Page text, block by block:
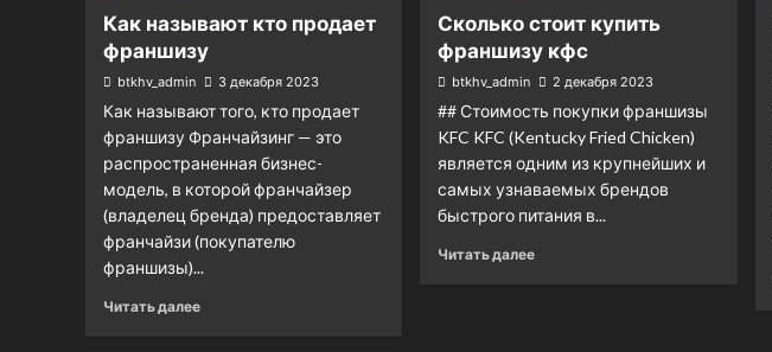
Как называют кто продает
франшизу
btkhv_admin 3 декабря 2023
Как называют того, кто продает
франшизу Франчайзинг — это
распространенная бизнес-
модель, в которой франчайзер
(владелец бренда) предоставляет
франчайзи (покупателю
франшизы)...
Читать далее
Сколько стоит купить
франшизу кфс
btkhv_admin 2 декабря 2023
## Стоимость покупки франшизы
KFC KFC (Kentucky Fried Chicken)
является одним из крупнейших и
самых узнаваемых брендов
быстрого питания в...
Читать далее